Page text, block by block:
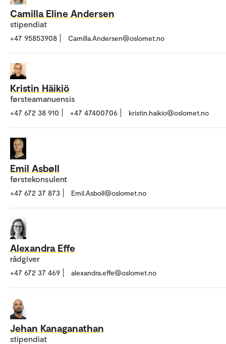
Camilla Eline Andersen
stipendiat
+47 95853908 Camilla.Andersen@oslomet.no
Kristin Häikiö
førsteamanuensis
+47 672 38 910 +47 47400706 kristin.haikio@oslomet.no
Emil Asbøll
førstekonsulent
+47 672 37 873 Emil.Asboll@oslomet.no
Alexandra Effe
rådgiver
+47 672 37 469 alexandra.effe@oslomet.no
Jehan Kanaganathan
stipendiat